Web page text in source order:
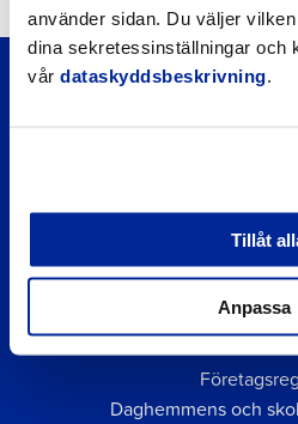
använder sidan. Du väljer
dina sekretessinställningar och
vår dataskyddsbeskrivning
Tillåt
Anpassa
Daghemmens och